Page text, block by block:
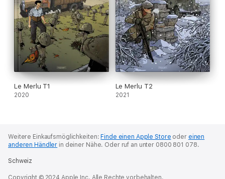
Le Merlu T1
2020
Le Merlu T2
2021
Weitere Einkaufsmöglichkeiten:Finde einen Apple Store oder einen
anderen Händler in deiner Nähe. Oder ruf an unter 0800 801 078.
Schweiz
Copyright © 2024 Apple Inc. Alle Rechte vorbehalten.